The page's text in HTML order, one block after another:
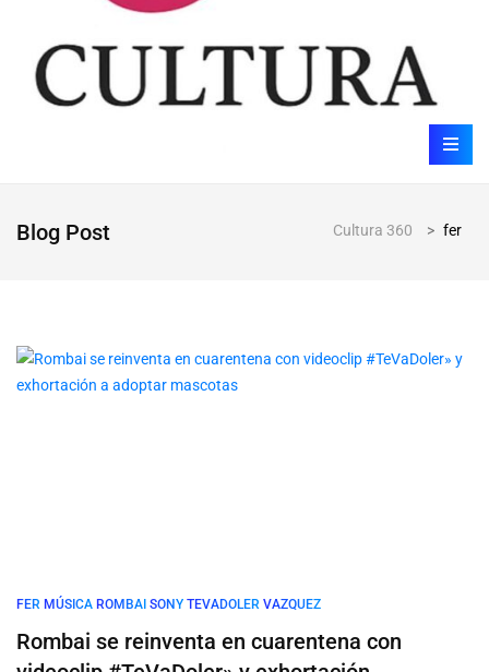
Blog Post Cultura 360 > fer
FER MÚSICA ROMBAI SONY TEVADOLER VAZQUEZ
Rombai se reinventa en cuarentena con